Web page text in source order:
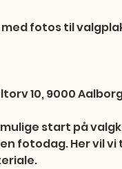
med fotos til
10, 9000
start på
fotodag. Her vil